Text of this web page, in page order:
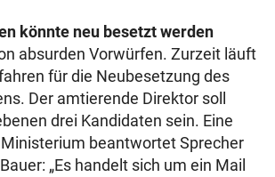
könnte neu besetzt werden
absurden Vorwürfen. Zurzeit läuft
für die Neubesetzung des
Der amtierende Direktor soll
drei Kandidaten sein. Eine
beantwortet Sprecher
„Es handelt sich um ein Mail